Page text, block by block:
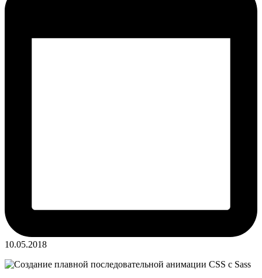
10.05.2018